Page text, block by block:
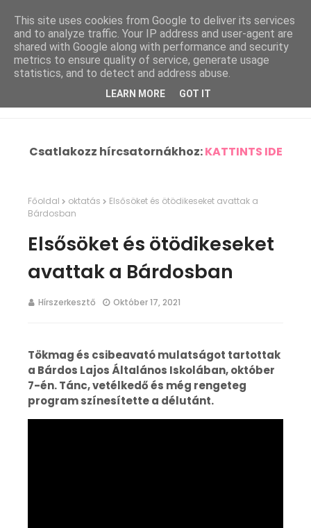
Csatlakozz hírcsatornákhoz:KATTINTS IDE
Főoldal oktatás
Elsősöket és ötödikeseket avattak a
Bárdosban
Elsősöket és ötödikeseket
avattak a Bárdosban
Hírszerkesztő Október 17, 2021
Tökmag és csibeavató mulatságot tartottak
a Bárdos Lajos Általános Iskolában, október
7-én. Tánc, vetélkedő és még rengeteg
program színesítette a délutánt.
This site uses cookies from Google to deliver its services
and to analyze traffic. Your IP address and user-agent are
shared with Google along with performance and security
metrics to ensure quality of service, generate usage
statistics, and to detect and address abuse.
LEARN MORE GOT IT